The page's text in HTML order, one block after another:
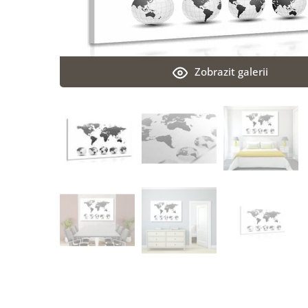
Zobrazit galerii